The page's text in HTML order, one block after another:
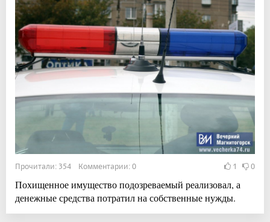
Прочитали: 354 Комментарии: 0 1 0
Похищенное имущество подозреваемый реализовал, а
денежные средства потратил на собственные нужды.